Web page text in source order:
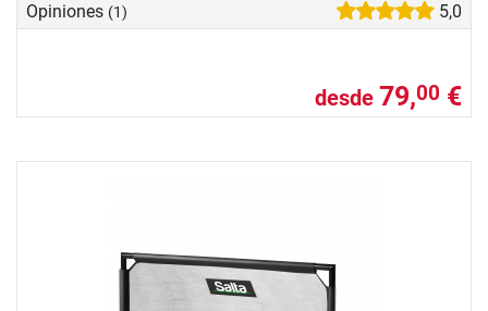
Opiniones (1) 5,0
desde 79,00 €